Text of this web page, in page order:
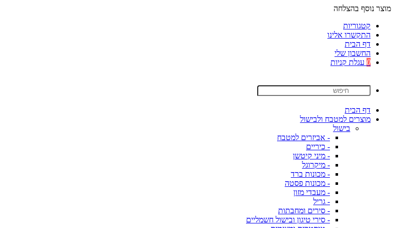
מוצר נוסף בהצלחה
קטגוריות
התקשרו אלינו
דף הבית
החשבון שלי
0 עגלת קניות
דף הבית
מוצרים למטבח ולבישול
בישול
- אביזרים למטבח
- כיריים
- מיני קיטשן
- מיקרוגל
- מכונות ברד
- מכונות פסטה
- מעבדי מזון
- גריל
- סירים ומחבתות
- סירי טיגון ובישול חשמליים